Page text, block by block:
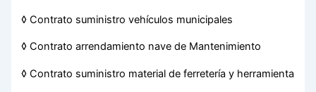
◊ Contrato suministro vehículos municipales
◊ Contrato arrendamiento nave de Mantenimiento
◊ Contrato suministro material de ferretería y herramienta